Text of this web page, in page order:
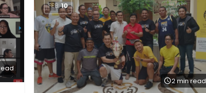
FEB 10
2 min read